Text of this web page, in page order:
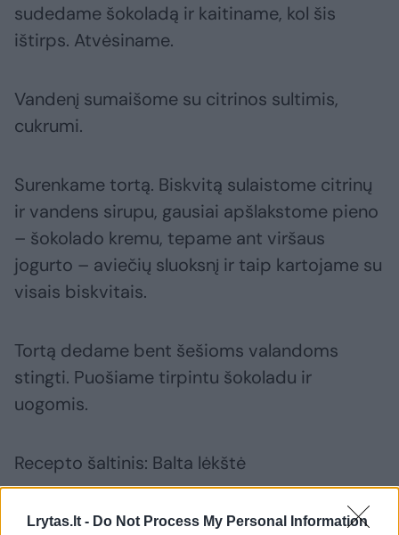
Lrytas.lt - Do Not Process My Personal Information
sudedame šokoladą ir kaitiname, kol šis
ištirps. Atvėsiname.
Vandenį sumaišome su citrinos sultimis,
cukrumi.
Surenkame tortą. Biskvitą sulaistome citrinų
ir vandens sirupu, gausiai apšlakstome pieno
– šokolado kremu, tepame ant viršaus
jogurto – aviečių sluoksnį ir taip kartojame su
visais biskvitais.
Tortą dedame bent šešioms valandoms
stingti. Puošiame tirpintu šokoladu ir
uogomis.
Recepto šaltinis: Balta lėkštė
„Kviečiu į virtuvę“